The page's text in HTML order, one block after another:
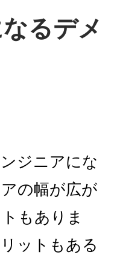
るデメ
ジニアにな
の幅が広が
もありま
ットもある